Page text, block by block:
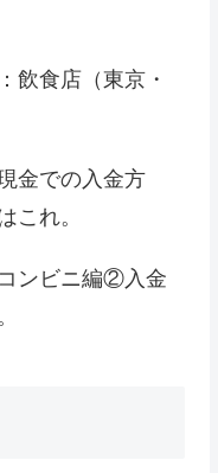
飲食店（東京・
金での入金方
これ。
ンビニ編②入金